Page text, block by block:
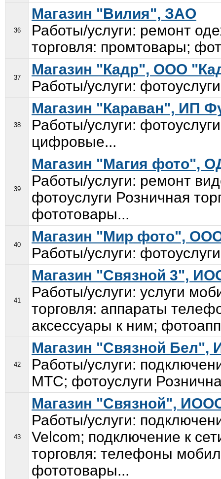
36
Магазин "Вилия", ЗАО
Работы/услуги: ремонт
торговля: промтовары;
37
Магазин "Кадр", ООО
Работы/услуги:
38
Магазин "Караван", ИП
Работы/услуги:
цифровые...
39
Магазин "Магия фото",
Работы/услуги: ремонт
фотоуслуги Розничная
фототовары...
40
Магазин "Мир фото",
Работы/услуги:
41
Магазин "Связной 3",
Работы/услуги: услуги
торговля: аппараты
аксессуары к ним;
42
Магазин "Связной
Работы/услуги:
МТС; фотоуслуги
43
Магазин "Связной",
Работы/услуги:
Velcom; подключение к
торговля: телефоны
фототовары...